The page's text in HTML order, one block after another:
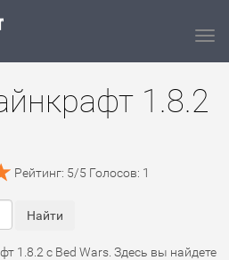
1.8.2
Рейтинг: 5/5 Голосов: 1
1.8.2 с Bed Wars. Здесь вы найдете